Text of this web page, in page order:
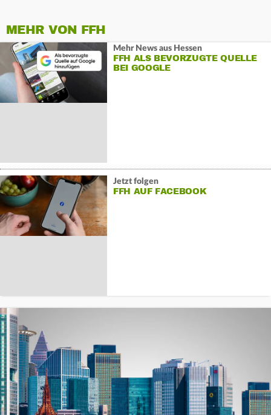
MEHR VON FFH
Mehr News aus Hessen
FFH ALS BEVORZUGTE QUELLE
BEI GOOGLE
Jetzt folgen
FFH AUF FACEBOOK